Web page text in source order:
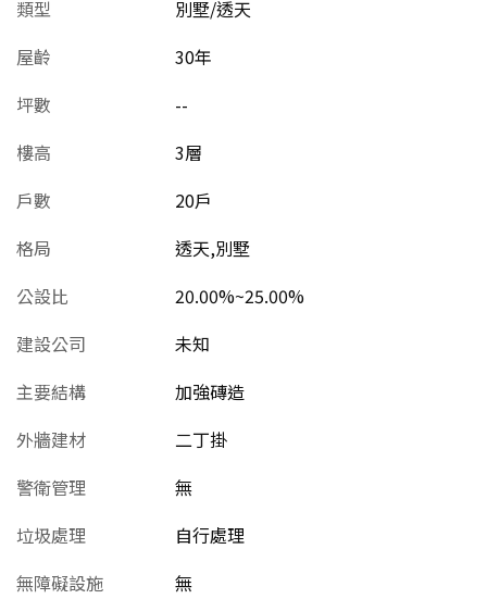
類型
別墅/透天
屋齡
30年
坪數
--
樓高
3層
戶數
20戶
格局
透天,別墅
公設比
20.00%~25.00%
建設公司
未知
主要結構
加強磚造
外牆建材
二丁掛
警衛管理
無
垃圾處理
自行處理
無障礙設施
無